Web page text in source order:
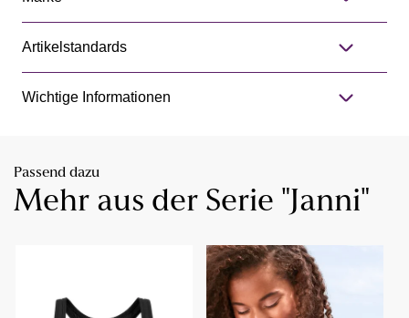
Artikelstandards
Wichtige Informationen
Passend dazu
Mehr aus der Serie "Janni"